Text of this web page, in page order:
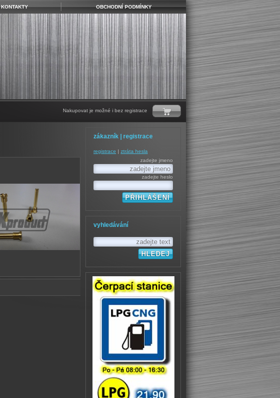
KONTAKTY OBCHODNÍ PODMÍNKY
Nakupovat je možné i bez registrace
zákazník | registrace
registrace
ztráta hesla
zadejte jmeno
zadejte heslo
vyhledávání